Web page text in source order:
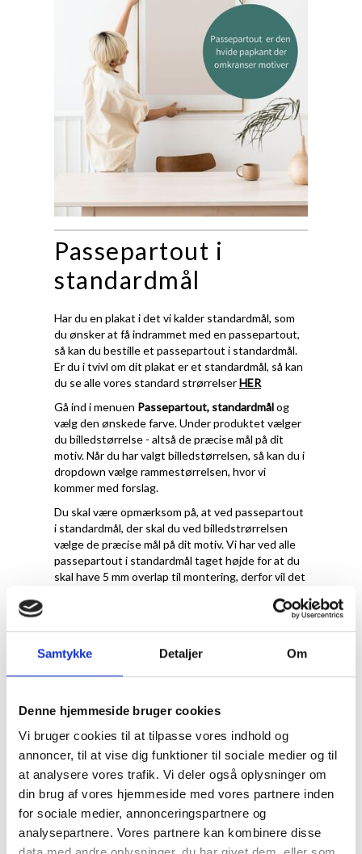
Samtykke Detaljer Om
Denne hjemmeside bruger cookies
Vi bruger cookies til at tilpasse vores indhold og
annoncer, til at vise dig funktioner til sociale medier og til
at analysere vores trafik. Vi deler også oplysninger om
din brug af vores hjemmeside med vores partnere inden
for sociale medier, annonceringspartnere og
analysepartnere. Vores partnere kan kombinere disse
Passepartout i
standardmål
Har du en plakat i det vi kalder standardmål, som
du ønsker at få indrammet med en passepartout,
så kan du bestille et passepartout i standardmål.
Er du i tvivl om dit plakat er et standardmål, så kan
du se alle vores standard strørrelserHER
Gå ind i menuen Passepartout, standardmålog
vælg den ønskede farve. Under produktet vælger
du billedstørrelse - altså de præcise mål på dit
motiv. Når du har valgt billedstørrelsen, så kan du i
dropdown vælge rammestørrelsen, hvor vi
kommer med forslag.
Du skal være opmærksom på, at ved passepartout
i standardmål, der skal du ved billedstrørrelsen
vælge de præcise mål på dit motiv. Vi har ved alle
passepartout i standardmål taget højde for at du
skal have 5 mm overlap til montering, derfor vil det
Hvilken farve